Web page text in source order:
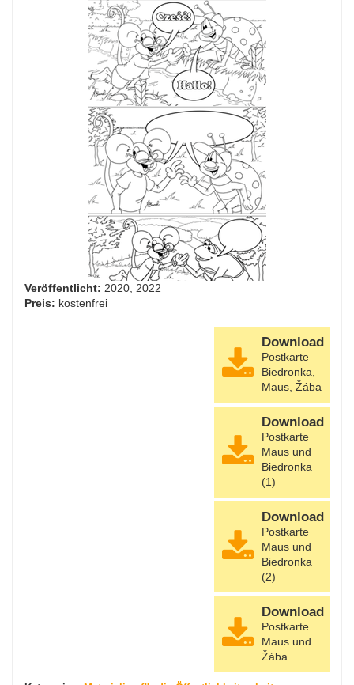
Veröffentlicht: 2020, 2022
Preis: kostenfrei
Download
Postkarte
Biedronka,
Maus, Žába
Download
Postkarte
Maus und
Biedronka
(1)
Download
Postkarte
Maus und
Biedronka
(2)
Download
Postkarte
Maus und
Žába